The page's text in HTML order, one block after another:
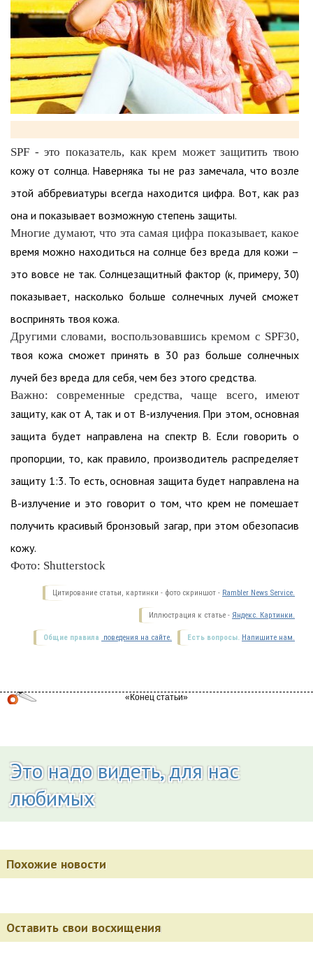
SPF - это показатель, как крем может защитить твою
кожу от солнца. Наверняка ты не раз замечала, что возле
этой аббревиатуры всегда находится цифра. Вот, как раз
она и показывает возможную степень защиты.
Многие думают, что эта самая цифра показывает, какое
время можно находиться на солнце без вреда для кожи –
это вовсе не так. Солнцезащитный фактор (к, примеру, 30)
показывает, насколько больше солнечных лучей сможет
воспринять твоя кожа.
Другими словами, воспользовавшись кремом с SPF30,
твоя кожа сможет принять в 30 раз больше солнечных
лучей без вреда для себя, чем без этого средства.
Важно: современные средства, чаще всего, имеют
защиту, как от А, так и от В-излучения. При этом, основная
защита будет направлена на спектр В. Если говорить о
пропорции, то, как правило, производитель распределяет
защиту 1:3. То есть, основная защита будет направлена на
В-излучение и это говорит о том, что крем не помешает
получить красивый бронзовый загар, при этом обезопасив
кожу.
Фото: Shutterstock
Цитирование статьи, картинки - фото скриншот - Rambler News Service.
Иллюстрация к статье - Яндекс. Картинки.
Есть вопросы. Напишите нам.
Общие правила поведения на сайте.
Это надо видеть, для нас
любимых
Похожие новости
Оставить свои восхищения